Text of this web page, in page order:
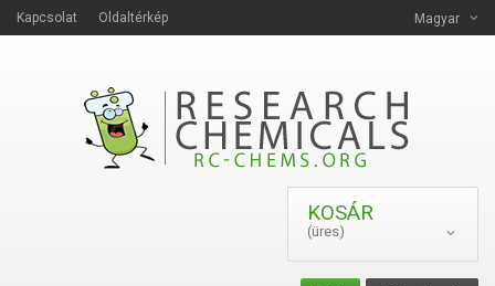
Magyar
Kapcsolat Oldaltérkép
KOSÁR
(üres)